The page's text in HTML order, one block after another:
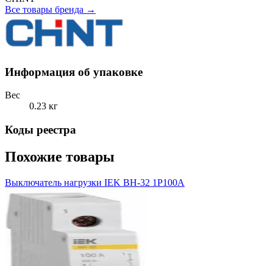
Все товары бренда →
Информация об упаковке
Вес
0.23 кг
Коды реестра
Похожие товары
Выключатель нагрузки IEK ВН-32 1Р100А